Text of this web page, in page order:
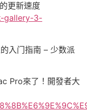
更新速度
gallery-3-
入门指南 – 少数派
Pro來了！開發者大